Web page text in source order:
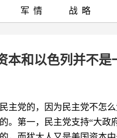
本和以色列并不是
主党的，因为民主党不怎
。第一，民主党支持“大政
军情 战略